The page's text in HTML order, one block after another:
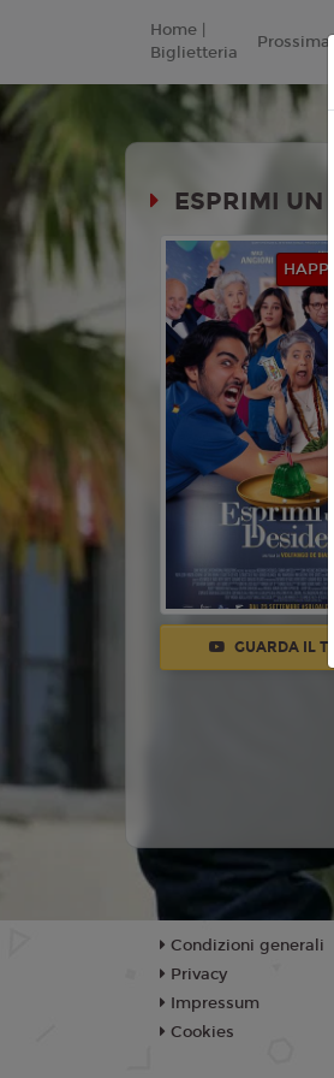
Home |
Biglietteria
ESPRIMI UN
GUARDA IL
Condizioni generali
Privacy
Impressum
Cookies